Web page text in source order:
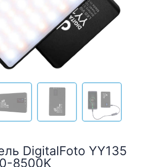
DigitalFoto YY135
8500K